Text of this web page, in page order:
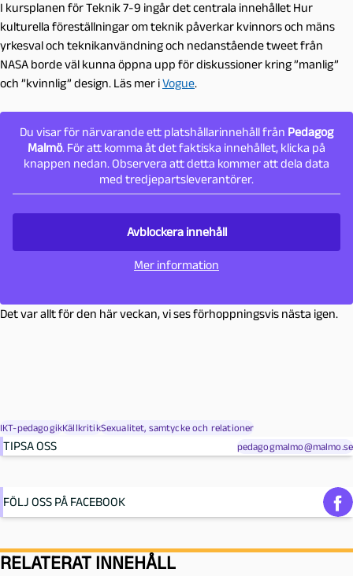
I kursplanen för Teknik 7-9 ingår det centrala innehållet Hur
kulturella föreställningar om teknik påverkar kvinnors och mäns
yrkesval och teknikanvändning och nedanstående tweet från
NASA borde väl kunna öppna upp för diskussioner kring ”manlig”
och ”kvinnlig” design. Läs mer iVogue.
Du visar för närvarande ett platshållarinnehåll från Pedagog
Malmö. För att komma åt det faktiska innehållet, klicka på
knappen nedan. Observera att detta kommer att dela data
med tredjepartsleverantörer.
Avblockera innehåll
Mer information
Det var allt för den här veckan, vi ses förhoppningsvis nästa igen.
IKT-pedagogikKällkritikSexualitet, samtycke och relationer
TIPSA OSS pedagogmalmo@malmo.se
FÖLJ OSS PÅ FACEBOOK
RELATERAT INNEHÅLL